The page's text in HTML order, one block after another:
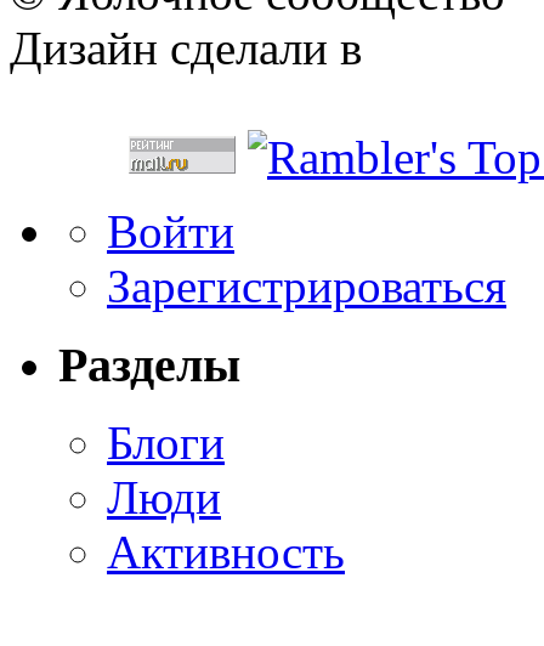
Дизайн сделали в
Войти
Зарегистрироваться
Разделы
Блоги
Люди
Активность